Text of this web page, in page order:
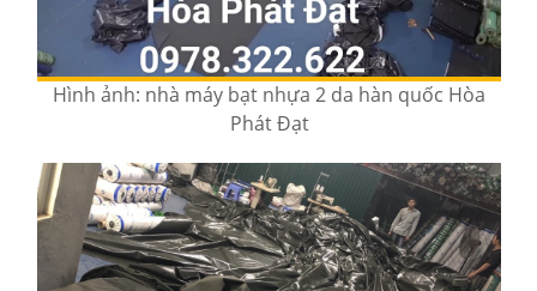
Hình ảnh: nhà máy bạt nhựa 2 da hàn quốc Hòa
Phát Đạt